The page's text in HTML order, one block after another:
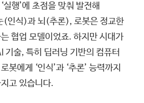
행’에 초점을 맞춰 발전해
(인식)과 뇌(추론), 로봇은 정교한
협업 모델이었죠. 하지만 시대가
기술, 특히 딥러닝 기반의 컴퓨터
봇에게 ‘인식’과 ‘추론’ 능력까지
고 있습니다.